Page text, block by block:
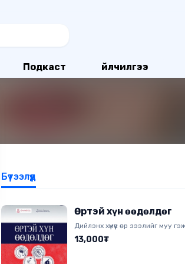
Подкаст Үйлчилгээ
Бүтээлүүд
Өртэй хүн өөдөлдөг
Дийлэнх хүмүүс өр зээлийг муу
чанартаа санхүүгийн эрх чөлөөнд
13,000₮